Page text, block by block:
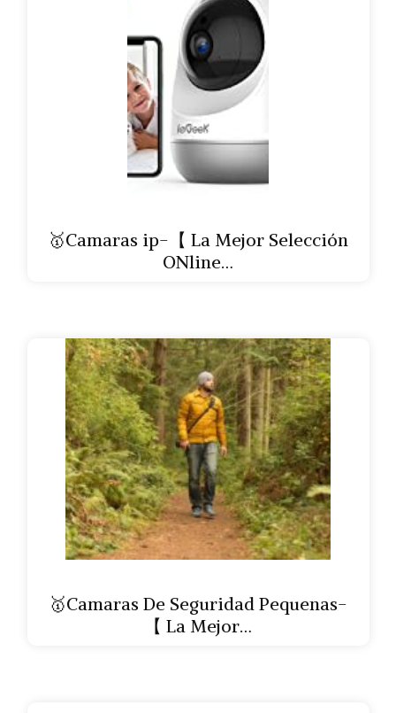
🥇Camaras ip-【 La Mejor Selección
ONline…
🥇Camaras De Seguridad Pequenas-
【 La Mejor…